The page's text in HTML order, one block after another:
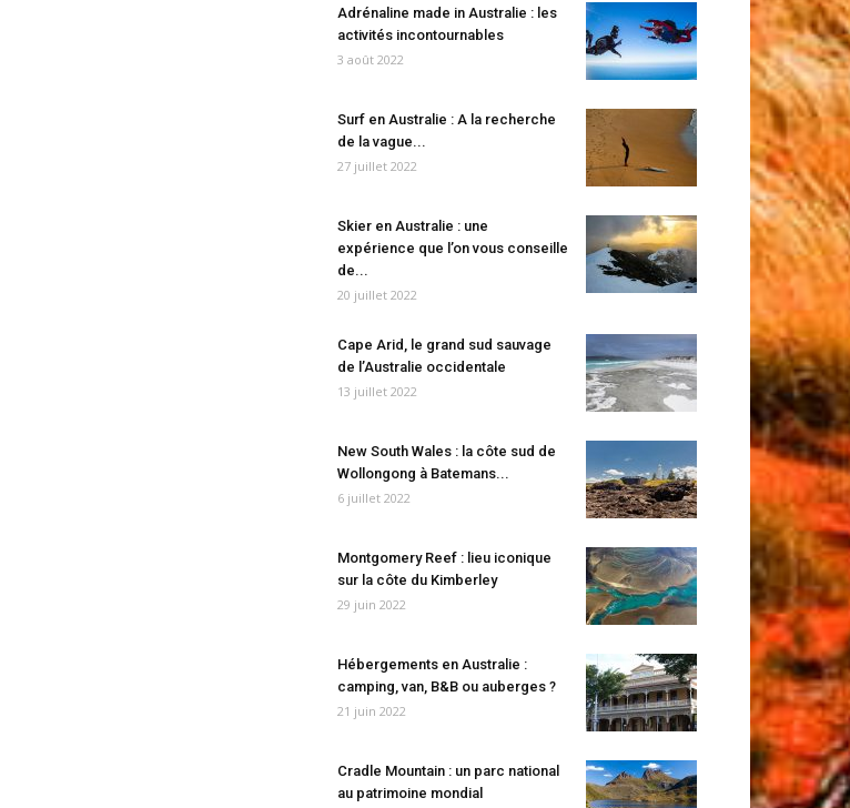
Adrénaline made in Australie : les
activités incontournables
3 août 2022
Surf en Australie : A la recherche
de la vague...
27 juillet 2022
Skier en Australie : une
expérience que l’on vous conseille
de...
20 juillet 2022
Cape Arid, le grand sud sauvage
de l’Australie occidentale
13 juillet 2022
New South Wales : la côte sud de
Wollongong à Batemans...
6 juillet 2022
Montgomery Reef : lieu iconique
sur la côte du Kimberley
29 juin 2022
Hébergements en Australie :
camping, van, B&B ou auberges ?
21 juin 2022
Cradle Mountain : un parc national
au patrimoine mondial